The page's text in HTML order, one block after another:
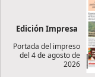
Edición Impresa
Portada del impreso
del 4 de agosto de
2026